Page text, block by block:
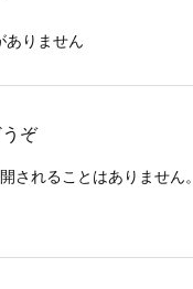
ありません
ぞ
されることはありません。